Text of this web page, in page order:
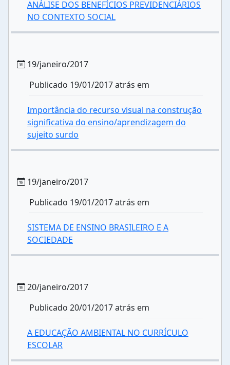
ANÁLISE DOS BENEFÍCIOS PREVIDENCIÁRIOS
NO CONTEXTO SOCIAL
19/janeiro/2017
Publicado 19/01/2017 atrás em
Importância do recurso visual na construção
significativa do ensino/aprendizagem do
sujeito surdo
19/janeiro/2017
Publicado 19/01/2017 atrás em
SISTEMA DE ENSINO BRASILEIRO E A
SOCIEDADE
20/janeiro/2017
Publicado 20/01/2017 atrás em
A EDUCAÇÃO AMBIENTAL NO CURRÍCULO
ESCOLAR